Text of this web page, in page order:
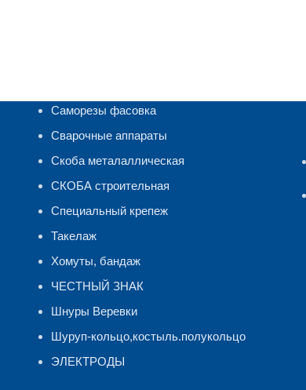
Саморезы фасовка
Сварочные аппараты
Скоба металаллическая
СКОБА строительная
Специальный крепеж
Такелаж
Хомуты, бандаж
ЧЕСТНЫЙ ЗНАК
Шнуры Веревки
Шуруп-кольцо,костыль.полукольцо
ЭЛЕКТРОДЫ